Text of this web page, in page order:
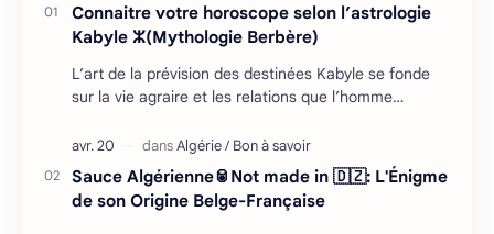
Connaitre votre horoscope selon l’astrologie
Kabyle ⵣ(Mythologie Berbère)
L’art de la prévision des destinées Kabyle se fonde
sur la vie agraire et les relations que l’homme
Sauce Algérienne🥫Not made in 🇩🇿: L'Énigme
de son Origine Belge-Française